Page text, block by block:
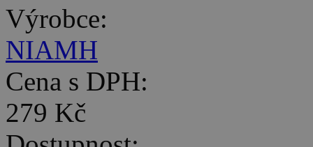
Výrobce:
NIAMH
Cena s DPH:
279 Kč